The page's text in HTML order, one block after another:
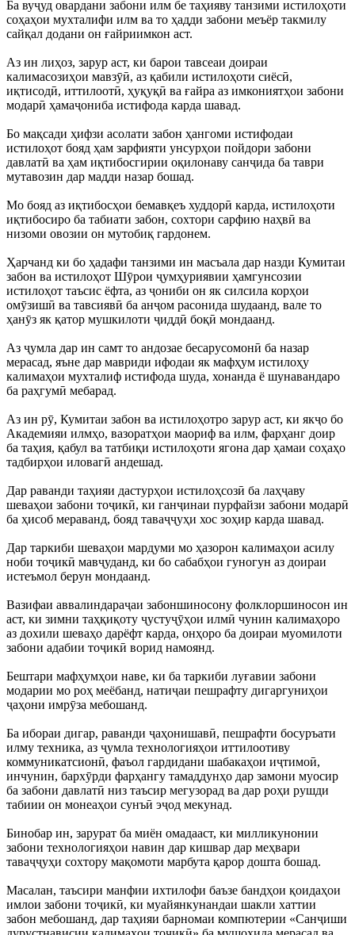
Ба вуҷуд овардани забони илм бе таҳияву танзими истилоҳоти
соҳаҳои мухталифи илм ва то ҳадди забони меъёр такмилу
сайқал додани он ғайриимкон аст.
Аз ин лиҳоз, зарур аст, ки барои тавсеаи доираи
калимасозиҳои мавзӯӣ, аз қабили истилоҳоти сиёсӣ,
иқтисодӣ, иттилоотӣ, ҳуқуқӣ ва ғайра аз имкониятҳои забони
модарӣ ҳамаҷониба истифода карда шавад.
Бо мақсади ҳифзи асолати забон ҳангоми истифодаи
истилоҳот бояд ҳам зарфияти унсурҳои пойдори забони
давлатӣ ва ҳам иқтибосгирии оқилонаву санҷида ба таври
мутавозин дар мадди назар бошад.
Мо бояд аз иқтибосҳои бемавқеъ худдорӣ карда, истилоҳоти
иқтибосиро ба табиати забон, сохтори сарфию наҳвӣ ва
низоми овозии он мутобиқ гардонем.
Ҳарчанд ки бо ҳадафи танзими ин масъала дар назди Кумитаи
забон ва истилоҳот Шӯрои ҷумҳуриявии ҳамгунсозии
истилоҳот таъсис ёфта, аз ҷониби он як силсила корҳои
омӯзишӣ ва тавсиявӣ ба анҷом расонида шудаанд, вале то
ҳанӯз як қатор мушкилоти ҷиддӣ боқӣ мондаанд.
Аз ҷумла дар ин самт то андозае бесарусомонӣ ба назар
мерасад, яъне дар мавриди ифодаи як мафҳум истилоҳу
калимаҳои мухталиф истифода шуда, хонанда ё шунавандаро
ба раҳгумӣ мебарад.
Аз ин рӯ, Кумитаи забон ва истилоҳотро зарур аст, ки якҷо бо
Академияи илмҳо, вазоратҳои маориф ва илм, фарҳанг доир
ба таҳия, қабул ва татбиқи истилоҳоти ягона дар ҳамаи соҳаҳо
тадбирҳои иловагӣ андешад.
Дар раванди таҳияи дастурҳои истилоҳсозӣ ба лаҳҷаву
шеваҳои забони тоҷикӣ, ки ганҷинаи пурфайзи забони модарӣ
ба ҳисоб мераванд, бояд таваҷҷуҳи хос зоҳир карда шавад.
Дар таркиби шеваҳои мардуми мо ҳазорон калимаҳои асилу
ноби тоҷикӣ мавҷуданд, ки бо сабабҳои гуногун аз доираи
истеъмол берун мондаанд.
Вазифаи аввалиндараҷаи забоншиносону фолклоршиносон ин
аст, ки зимни таҳқиқоту ҷустуҷӯҳои илмӣ чунин калимаҳоро
аз дохили шеваҳо дарёфт карда, онҳоро ба доираи муомилоти
забони адабии тоҷикӣ ворид намоянд.
Бештари мафҳумҳои наве, ки ба таркиби луғавии забони
модарии мо роҳ меёбанд, натиҷаи пешрафту дигаргуниҳои
ҷаҳони имрӯза мебошанд.
Ба ибораи дигар, раванди ҷаҳонишавӣ, пешрафти босуръати
илму техника, аз ҷумла технологияҳои иттилоотиву
коммуникатсионӣ, фаъол гардидани шабакаҳои иҷтимоӣ,
инчунин, бархӯрди фарҳангу тамаддунҳо дар замони муосир
ба забони давлатӣ низ таъсир мегузорад ва дар роҳи рушди
табиии он монеаҳои сунъӣ эҷод мекунад.
Бинобар ин, зарурат ба миён омадааст, ки милликунонии
забони технологияҳои навин дар кишвар дар меҳвари
таваҷҷуҳи сохтору мақомоти марбута қарор дошта бошад.
Масалан, таъсири манфии ихтилофи баъзе бандҳои қоидаҳои
имлои забони тоҷикӣ, ки муайянкунандаи шакли хаттии
забон мебошанд, дар таҳияи барномаи компютерии «Санҷиши